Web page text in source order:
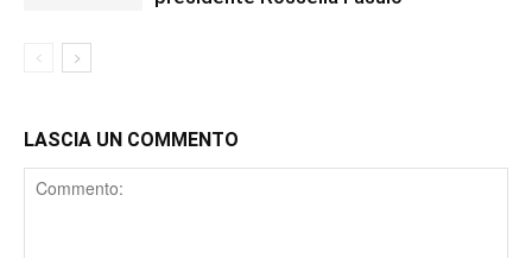
LASCIA UN COMMENTO
Comment